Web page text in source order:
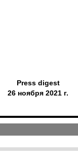
Press digest
26 ноября 2021 г.